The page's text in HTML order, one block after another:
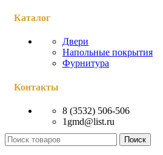
Каталог
Двери
Напольные покрытия
Фурнитура
Контакты
8 (3532) 506-506
1gmd@list.ru
Поиск